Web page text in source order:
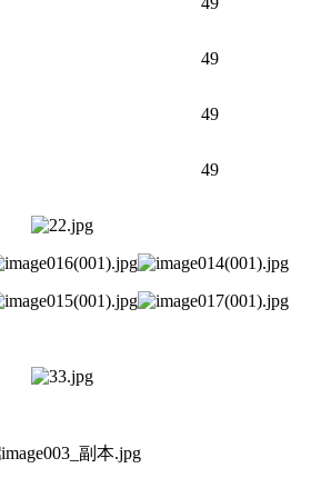
49
49
49